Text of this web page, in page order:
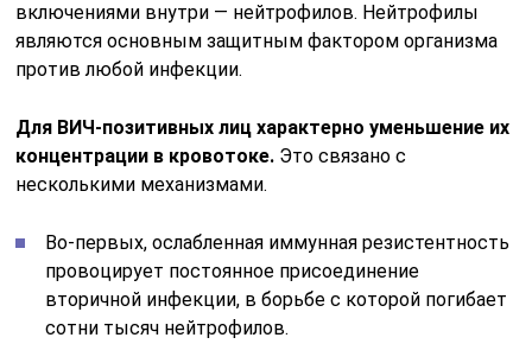
включениями внутри — нейтрофилов. Нейтрофилы
являются основным защитным фактором организма
против любой инфекции.
Для ВИЧ-позитивных лиц характерно уменьшение их
концентрации в кровотоке. Это связано с
несколькими механизмами.
Во-первых, ослабленная иммунная резистентность
провоцирует постоянное присоединение
вторичной инфекции, в борьбе с которой погибает
сотни тысяч нейтрофилов.